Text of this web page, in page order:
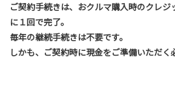
ご契約手続きは、おクルマ購入時のクレ
に１回で完了。
毎年の継続手続きは不要です。
しかも、ご契約時に現金をご準備いただく